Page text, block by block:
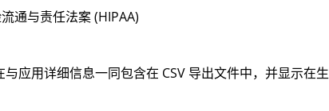
通与责任法案 (HIPAA)
应用详细信息一同包含在 CSV 导出文件中，并显示在生